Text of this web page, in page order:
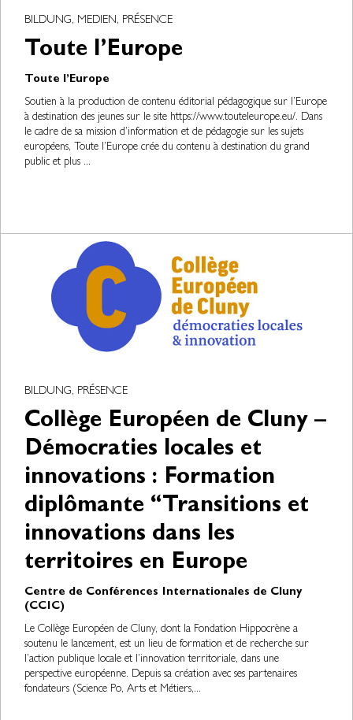
BILDUNG, MEDIEN, PRÉSENCE
Toute l’Europe
Toute l’Europe
Soutien à la production de contenu éditorial pédagogique sur l’Europe
à destination des jeunes sur le site https://www.touteleurope.eu/. Dans
le cadre de sa mission d’information et de pédagogie sur les sujets
européens, Toute l’Europe crée du contenu à destination du grand
public et plus ...
BILDUNG, PRÉSENCE
Collège Européen de Cluny –
Démocraties locales et
innovations : Formation
diplômante “Transitions et
innovations dans les
territoires en Europe
Centre de Conférences Internationales de Cluny
(CCIC)
Le Collège Européen de Cluny, dont la Fondation Hippocrène a
soutenu le lancement, est un lieu de formation et de recherche sur
l’action publique locale et l’innovation territoriale, dans une
perspective européenne. Depuis sa création avec ses partenaires
fondateurs (Science Po, Arts et Métiers,...